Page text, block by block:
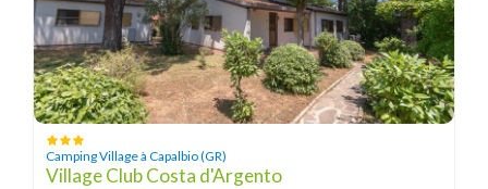
Camping Village à Capalbio (GR)
Village Club Costa d'Argento